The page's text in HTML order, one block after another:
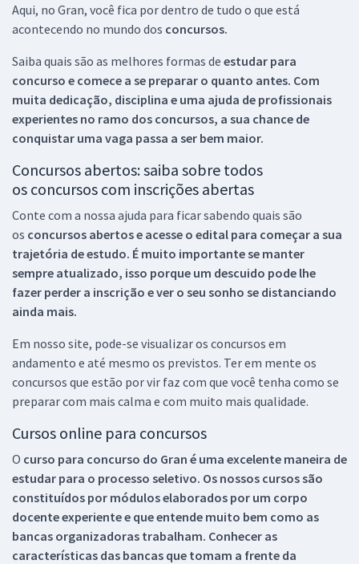
Aqui, no Gran, você fica por dentro de tudo o que está
acontecendo no mundo dos concursos.
Saiba quais são as melhores formas de estudar para
concurso e comece a se preparar o quanto antes. Com
muita dedicação, disciplina e uma ajuda de profissionais
experientes no ramo dos concursos, a sua chance de
conquistar uma vaga passa a ser bem maior.
Concursos abertos: saiba sobre todos
os concursos com inscrições abertas
Conte com a nossa ajuda para ficar sabendo quais são
os concursos abertos e acesse o edital para começar a sua
trajetória de estudo. É muito importante se manter
sempre atualizado, isso porque um descuido pode lhe
fazer perder a inscrição e ver o seu sonho se distanciando
ainda mais.
Em nosso site, pode-se visualizar os concursos em
andamento e até mesmo os previstos. Ter em mente os
concursos que estão por vir faz com que você tenha como se
preparar com mais calma e com muito mais qualidade.
Cursos online para concursos
O curso para concurso do Gran é uma excelente maneira de
estudar para o processo seletivo. Os nossos cursos são
constituídos por módulos elaborados por um corpo
docente experiente e que entende muito bem como as
bancas organizadoras trabalham. Conhecer as
características das bancas que tomam a frente da